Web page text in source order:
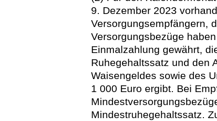
9. Dezember 2023
Versorgungsempfängern,
Versorgungsbezüge
Einmalzahlung gewährt,
Ruhegehaltssatz und den
Waisengeldes sowie des
1 000 Euro ergibt. Bei
Mindestruhegehaltssatz.